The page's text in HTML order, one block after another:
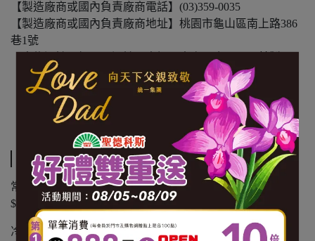
【製造廠商或國內負責廠商電話】(03)359-0035
【製造廠商或國內負責廠商地址】桃園市龜山區南上路386
巷1號
【食物過敏原標示】過敏原資訊：本產品含堅果及其製品
【內容物成份】100%有機腰果
【內容量(重量)】200g/袋
【保存期限(總效期)】360天
運送方式
常溫商品：黑貓常溫宅配 $1200 免運，未滿 $1200 酌收
$100 運費。
冷凍商品：黑貓冷凍宅配 $1500 免運，未滿 $1500 酌收